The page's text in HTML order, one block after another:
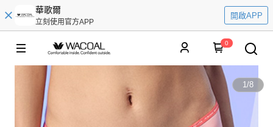
華歌爾
立刻使用官方APP
開啟APP
0
1/8